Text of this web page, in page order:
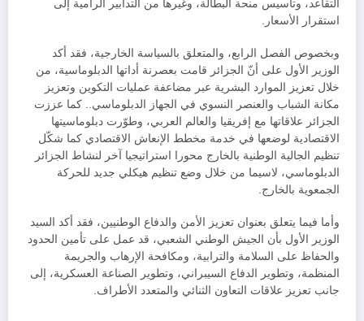
التقاعد، وتأسيس منحة البطالة، وغيرها من التدابير الرامية إلى
استقرار الأسعار.
وبخصوص الفصل الرابع، والمتعلق بالسياسة الخارجية، فقد أكد
الوزير الأول على أنّ الجزائر قامت بعصرنة أداتها الدبلوماسية، من
خلال تعزيز الموارد البشرية عبر مضاعفة عمليات التكوين وتعزيز
مكانة الشباب والعنصر النسوي في الجهاز الدبلوماسي.. كما عززت
الجزائر علاقاتها مع إفريقيا والعالم العربي، وطوّرت دبلوماسيتها
الاقتصادية لوضعها في خدمة مخطط الإنعاش الاقتصادي كما شكّل
تنظيم الجالية الوطنية بالخارج محورا استراتيجيا آخر لنشاط الجزائر
الدبلوماسي، لاسيما من خلال وضع تنظيم هيكلي جديد للحركة
الجمعوية بالخارج.
وأما فيما يتعلق بعنوان تعزيز الأمن والدفاع الوطنيين، فقد أكد السيد
الوزير الأول بأن الجيش الوطني الشعبي، قد عمل على تأمين الحدود
والحفاظ على السلامة والترابية، ومكافحة الإرهاب والجريمة
المنظمة، وتطوير الدفاع السيبراني، وتطوير الصناعة العسكرية، إلى
جانب تعزيز علاقات التعاون الثنائي والمتعدد الأطراف.